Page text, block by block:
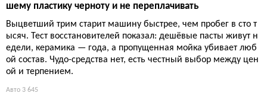
шему пластику черноту и не переплачивать
Выцветший трим старит машину быстрее, чем пробег в сто т
ысяч. Тест восстановителей показал: дешёвые пасты живут н
едели, керамика — года, а пропущенная мойка убивает люб
ой состав. Чудо-средства нет, есть честный выбор между цен
ой и терпением.
Авто 3 645